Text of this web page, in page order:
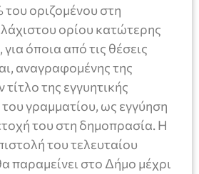
του οριζομένου στη
ορίου κατώτερης
όποια από τις θέσεις
αναγραφομένης της
της εγγυητικής
του γραμματίου, ως εγγύηση
του στη δημοπρασία. Η
του τελευταίου
παραμείνει στο Δήμο μέχρι